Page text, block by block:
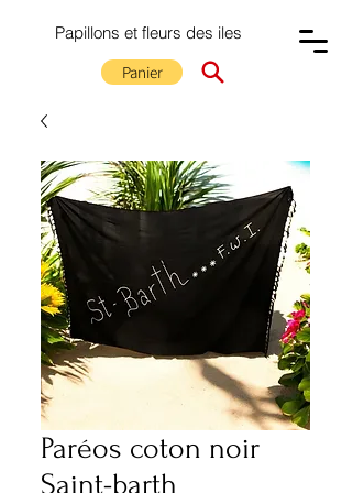
Papillons et fleurs des iles
Panier
Paréos coton noir
Saint-barth